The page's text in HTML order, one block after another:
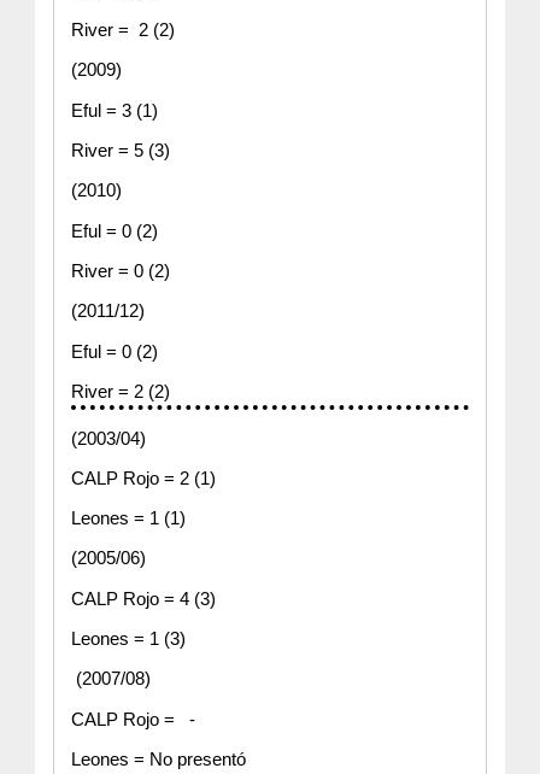
River =  2 (2)
(2009)
Eful = 3 (1)
River = 5 (3)
(2010)
Eful = 0 (2)
River = 0 (2)
(2011/12)
Eful = 0 (2)
River = 2 (2)
(2003/04)
CALP Rojo = 2 (1)
Leones = 1 (1)
(2005/06)
CALP Rojo = 4 (3)
Leones = 1 (3)
(2007/08)
CALP Rojo =   -
Leones = No presentó